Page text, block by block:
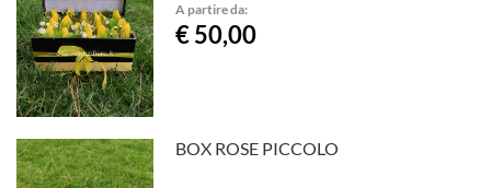
A partire da:
€ 50,00
BOX ROSE PICCOLO